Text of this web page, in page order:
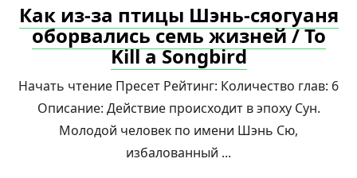
Как из-за птицы Шэнь-сяогуаня
оборвались семь жизней / To
Kill a Songbird
Начать чтение Пресет Рейтинг: Количество глав: 6
Описание: Действие происходит в эпоху Сун.
Молодой человек по имени Шэнь Сю,
избалованный ...